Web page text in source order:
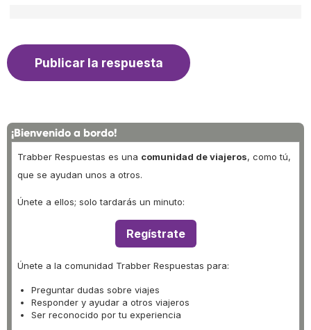
¡Bienvenido a bordo!
Trabber Respuestas es una comunidad de viajeros, como tú,
que se ayudan unos a otros.
Únete a ellos; solo tardarás un minuto:
Regístrate
Únete a la comunidad Trabber Respuestas para:
Preguntar dudas sobre viajes
Responder y ayudar a otros viajeros
Ser reconocido por tu experiencia